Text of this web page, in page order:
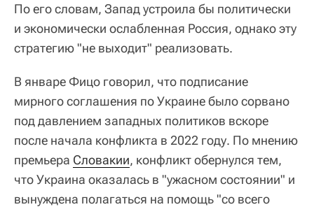
По его словам, Запад устроила бы политически
и экономически ослабленная Россия, однако эту
стратегию "не выходит" реализовать.
В январе Фицо говорил, что подписание
мирного соглашения по Украине было сорвано
под давлением западных политиков вскоре
после начала конфликта в 2022 году. По мнению
премьера Словакии, конфликт обернулся тем,
что Украина оказалась в "ужасном состоянии" и
вынуждена полагаться на помощь "со всего